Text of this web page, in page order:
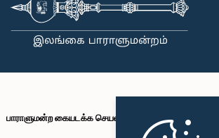
பாராளுமன்ற கையடக்க செயலி